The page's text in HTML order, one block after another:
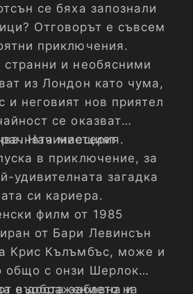
се бяха запознали
Отговорът е съвсем
приключения.
странни и необясними
из Лондон като чума,
и неговият нов приятел
се оказват
мистерия.
Начинаещият
в приключение, за
удивителната загадка
си кариера.
филм от 1985
от Бари Левинсън
Крис Кълъмбъс, може и
общо с онзи Шерлок
въображението на
е доста забавна и